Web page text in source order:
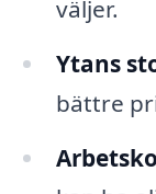
väljer.
Ytans
bättre